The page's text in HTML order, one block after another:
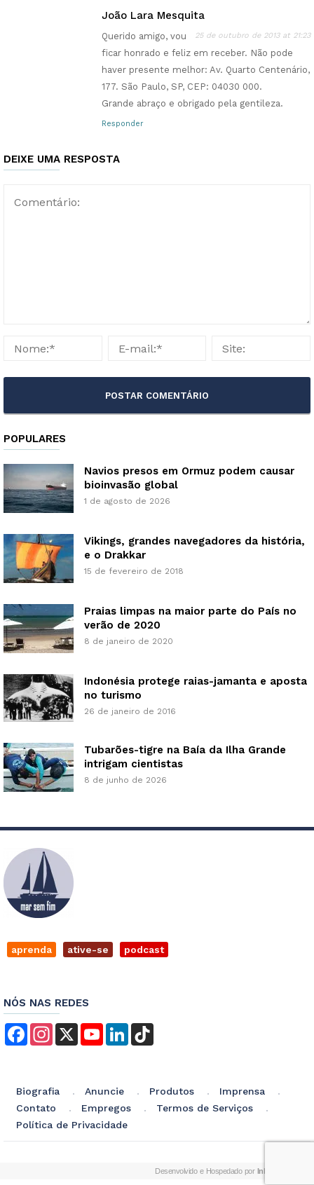
João Lara Mesquita
25 de outubro de 2013 at 21:23
Querido amigo, vou
ficar honrado e feliz em receber. Não pode
haver presente melhor: Av. Quarto Centenário,
177. São Paulo, SP, CEP: 04030 000.
Grande abraço e obrigado pela gentileza.
Responder
DEIXE UMA RESPOSTA
POPULARES
Navios presos em Ormuz podem causar
bioinvasão global
1 de agosto de 2026
Vikings, grandes navegadores da história,
e o Drakkar
15 de fevereiro de 2018
Praias limpas na maior parte do País no
verão de 2020
8 de janeiro de 2020
Indonésia protege raias-jamanta e aposta
no turismo
26 de janeiro de 2016
Tubarões-tigre na Baía da Ilha Grande
intrigam cientistas
8 de junho de 2026
aprenda ative-se podcast
NÓS NAS REDES
FacebookInstagram
X YouTubeLinkedIn
Biografia Anuncie Produtos
Imprensa
Contato
Empregos
Termos de Serviços
Política de Privacidade
Desenvolvido e Hospedado por InkID